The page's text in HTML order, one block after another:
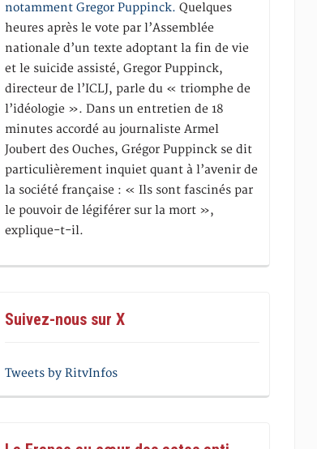
notamment Gregor Puppinck. Quelques
heures après le vote par l’Assemblée
nationale d’un texte adoptant la fin de vie
et le suicide assisté, Gregor Puppinck,
directeur de l’ICLJ, parle du « triomphe de
l’idéologie ». Dans un entretien de 18
minutes accordé au journaliste Armel
Joubert des Ouches, Grégor Puppinck se dit
particulièrement inquiet quant à l’avenir de
la société française : « Ils sont fascinés par
le pouvoir de légiférer sur la mort »,
explique-t-il.
Suivez-nous sur X
Tweets by RitvInfos